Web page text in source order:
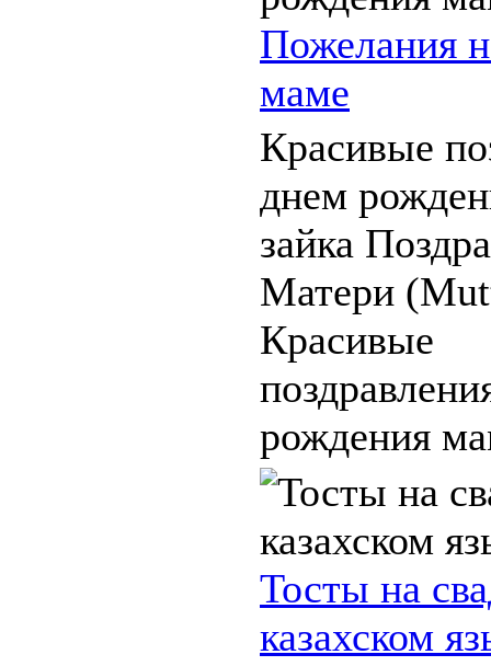
Пожелания
маме
Красивые
днем
зайка
Матери
Красивые
рождения
Тосты на
казахском